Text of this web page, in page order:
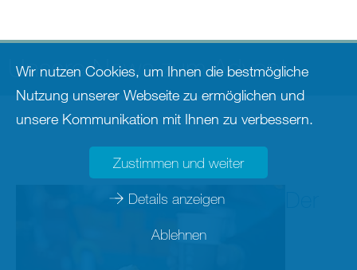
Unsere News zum Advent
Wir nutzen Cookies, um Ihnen die bestmögliche
Nutzung unserer Webseite zu ermöglichen und
unsere Kommunikation mit Ihnen zu verbessern.
Zustimmen und weiter
Details anzeigen
Ablehnen